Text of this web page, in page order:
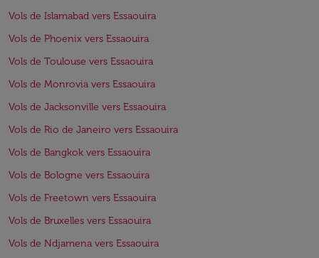
Vols de Islamabad vers Essaouira
Vols de Phoenix vers Essaouira
Vols de Toulouse vers Essaouira
Vols de Monrovia vers Essaouira
Vols de Jacksonville vers Essaouira
Vols de Rio de Janeiro vers Essaouira
Vols de Bangkok vers Essaouira
Vols de Bologne vers Essaouira
Vols de Freetown vers Essaouira
Vols de Bruxelles vers Essaouira
Vols de Ndjamena vers Essaouira